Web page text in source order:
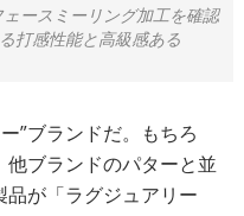
ースミーリング加工を確認
打感性能と高級感ある
”ブランドだ。もちろ
ブランドのパターと並
が「ラグジュアリー